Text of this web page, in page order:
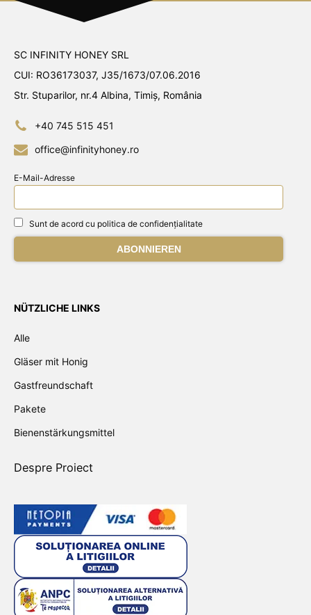
SC INFINITY HONEY SRL
CUI: RO36173037, J35/1673/07.06.2016
Str. Stuparilor, nr.4 Albina, Timiș, România
+40 745 515 451
office@infinityhoney.ro
E-Mail-Adresse
Sunt de acord cu politica de confidențialitate
NÜTZLICHE LINKS
Alle
Gläser mit Honig
Gastfreundschaft
Pakete
Bienenstärkungsmittel
Despre Proiect